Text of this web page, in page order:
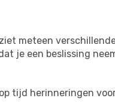
meteen
je een beslissing
tijd herinneringen